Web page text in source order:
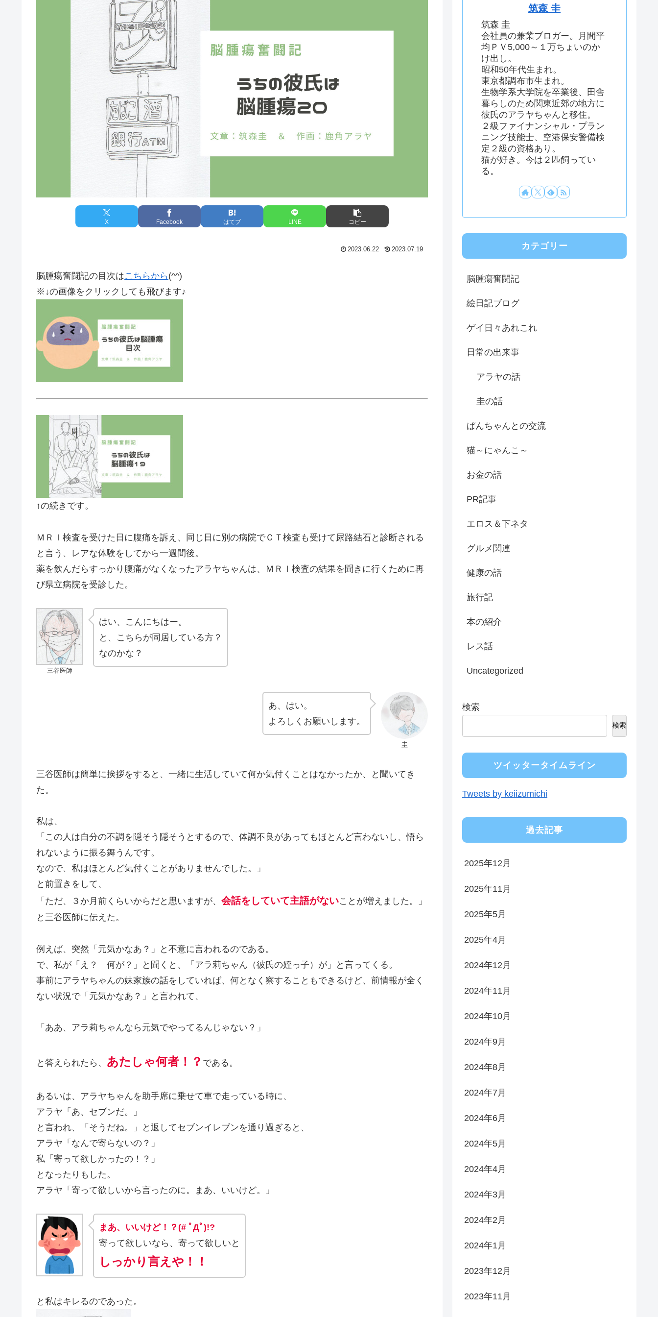
X Facebook はてブ LINE コピー
2023.06.22 2023.07.19
脳腫瘍奮闘記の目次はこちらから (^^)
※↓の画像をクリックしても飛びます♪
↑の続きです。
ＭＲＩ検査を受けた日に腹痛を訴え、同じ日に別の病院でＣＴ検査も受けて尿路結石と診断される
と言う、レアな体験をしてから一週間後。
薬を飲んだらすっかり腹痛がなくなったアラヤちゃんは、ＭＲＩ検査の結果を聞きに行くために再
び県立病院を受診した。
三谷医師
はい、こんにちはー。
と、こちらが同居している方？
なのかな？
圭
あ、はい。
よろしくお願いします。
三谷医師は簡単に挨拶をすると、一緒に生活していて何か気付くことはなかったか、と聞いてき
た。
私は、
「この人は自分の不調を隠そう隠そうとするので、体調不良があってもほとんど言わないし、悟ら
れないように振る舞うんです。
なので、私はほとんど気付くことがありませんでした。」
と前置きをして、
「ただ、３か月前くらいからだと思いますが、 会話をしていて主語がないことが増えました。」
と三谷医師に伝えた。
例えば、突然「元気かなあ？」と不意に言われるのである。
で、私が「え？ 何が？」と聞くと、「アラ莉ちゃん（彼氏の姪っ子）が」と言ってくる。
事前にアラヤちゃんの妹家族の話をしていれば、何となく察することもできるけど、前情報が全く
ない状況で「元気かなあ？」と言われて、
「ああ、アラ莉ちゃんなら元気でやってるんじゃない？」
と答えられたら、 あたしゃ何者！？ である。
あるいは、アラヤちゃんを助手席に乗せて車で走っている時に、
アラヤ「あ、セブンだ。」
と言われ、「そうだね。」と返してセブンイレブンを通り過ぎると、
アラヤ「なんで寄らないの？」
私「寄って欲しかったの！？」
となったりもした。
アラヤ「寄って欲しいから言ったのに。まあ、いいけど。」
まあ、いいけど！？(# ﾟДﾟ)!?
寄って欲しいなら、寄って欲しいと
しっかり言えや！！
と私はキレるのであった。
筑森 圭
筑森 圭
会社員の兼業ブロガー。月間平
均ＰＶ5,000～１万ちょいのか
け出し。
昭和50年代生まれ。
東京都調布市生まれ。
生物学系大学院を卒業後、田舎
暮らしのため関東近郊の地方に
彼氏のアラヤちゃんと移住。
２級ファイナンシャル・プラン
ニング技能士、空港保安警備検
定２級の資格あり。
猫が好き。今は２匹飼ってい
る。
カテゴリー
脳腫瘍奮闘記
絵日記ブログ
ゲイ日々あれこれ
日常の出来事
アラヤの話
圭の話
ぱんちゃんとの交流
猫～にゃんこ～
お金の話
PR記事
エロス＆下ネタ
グルメ関連
健康の話
旅行記
本の紹介
レス話
Uncategorized
検索
検索
ツイッタータイムライン
Tweets by keiizumichi
過去記事
2025年12月
2025年11月
2025年5月
2025年4月
2024年12月
2024年11月
2024年10月
2024年9月
2024年8月
2024年7月
2024年6月
2024年5月
2024年4月
2024年3月
2024年2月
2024年1月
2023年12月
2023年11月